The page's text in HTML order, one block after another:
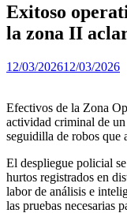
Exitoso
la zona II
12/03/202612/03/2026
Efectivos de la Zona
actividad criminal de un
seguidilla de robos que
El despliegue policial
hurtos registrados en
labor de análisis e
las pruebas necesarias